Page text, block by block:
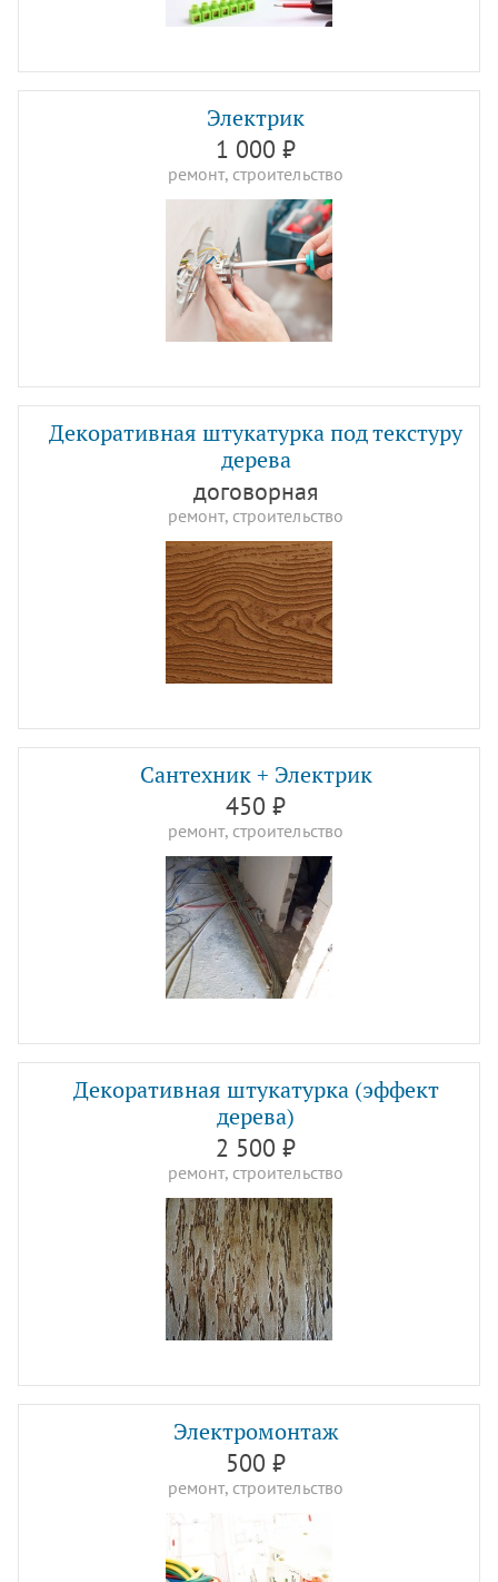
Электрик
1 000 ₽
ремонт, строительство
Декоративная штукатурка под текстуру
дерева
договорная
ремонт, строительство
Сантехник + Электрик
450 ₽
ремонт, строительство
Декоративная штукатурка (эффект
дерева)
2 500 ₽
ремонт, строительство
Электромонтаж
500 ₽
ремонт, строительство